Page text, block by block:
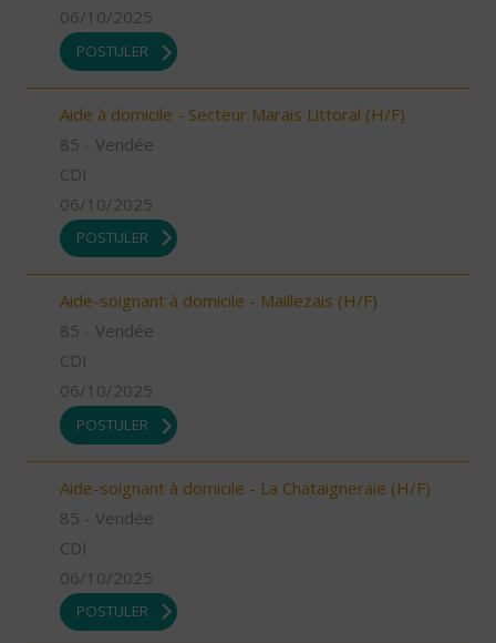
06/10/2025
POSTULER
Aide à domicile - Secteur Marais Littoral (H/F)
85 - Vendée
CDI
06/10/2025
POSTULER
Aide-soignant à domicile - Maillezais (H/F)
85 - Vendée
CDI
06/10/2025
POSTULER
Aide-soignant à domicile - La Chataigneraie (H/F)
85 - Vendée
CDI
06/10/2025
POSTULER